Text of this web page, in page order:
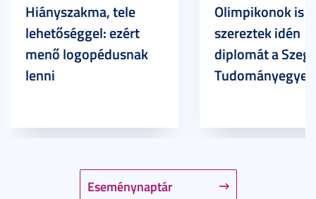
Eseménynaptár
Hiányszakma, tele
lehetőséggel: ezért
menő logopédusnak
lenni
Olimpikonok is
szereztek idén
diplomát a